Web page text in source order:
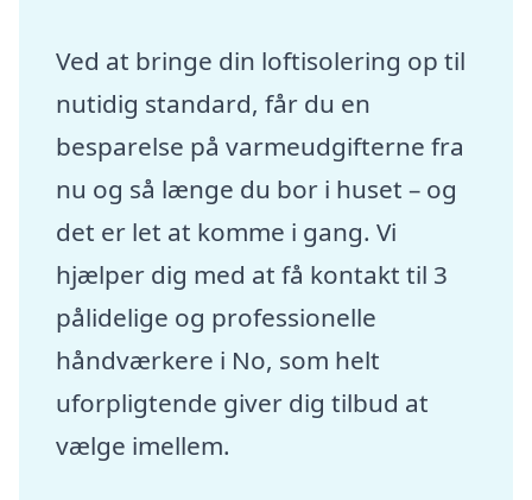
Ved at bringe din loftisolering op til
nutidig standard, får du en
besparelse på varmeudgifterne fra
nu og så længe du bor i huset – og
det er let at komme i gang. Vi
hjælper dig med at få kontakt til 3
pålidelige og professionelle
håndværkere i No, som helt
uforpligtende giver dig tilbud at
vælge imellem.